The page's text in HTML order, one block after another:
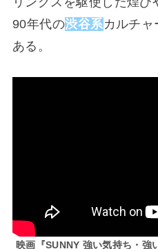
90年代の渋谷系カルチャ
ある。
映画『SUNNY 強い気持ち・強